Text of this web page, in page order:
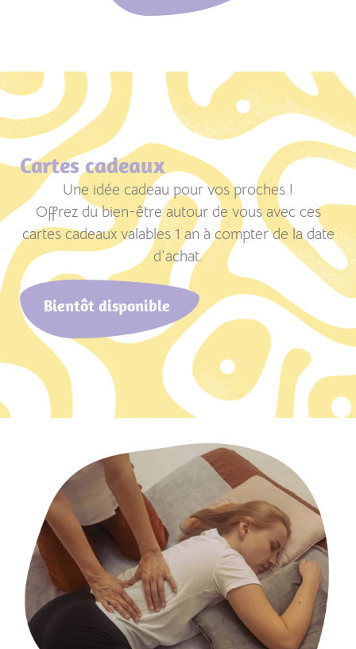
Cartes cadeaux
Une idée cadeau pour vos proches !
Offrez du bien-être autour de vous avec ces
cartes cadeaux valables 1 an à compter de la date
d’achat.
Bientôt disponible